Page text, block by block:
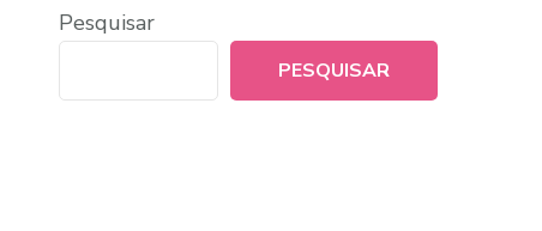
Pesquisar
PESQUISAR